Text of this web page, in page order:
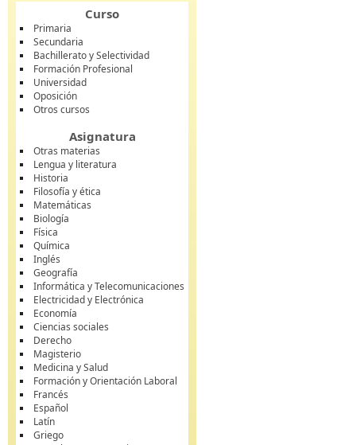
Curso
Primaria
Secundaria
Bachillerato y Selectividad
Formación Profesional
Universidad
Oposición
Otros cursos
Asignatura
Otras materias
Lengua y literatura
Historia
Filosofía y ética
Matemáticas
Biología
Física
Química
Inglés
Geografía
Informática y Telecomunicaciones
Electricidad y Electrónica
Economía
Ciencias sociales
Derecho
Magisterio
Medicina y Salud
Formación y Orientación Laboral
Francés
Español
Latín
Griego